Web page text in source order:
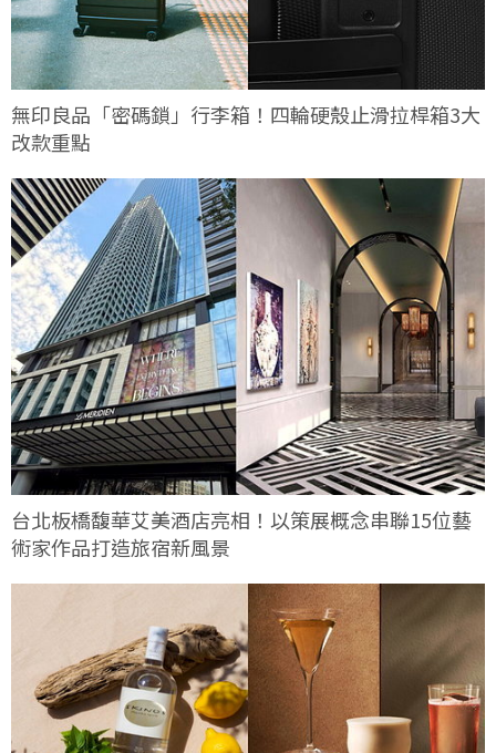
無印良品「密碼鎖」行李箱！四輪硬殼止滑拉桿箱3大
改款重點
台北板橋馥華艾美酒店亮相！以策展概念串聯15位藝
術家作品打造旅宿新風景